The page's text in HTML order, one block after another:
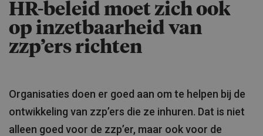
ZOEKEN
HR-beleid moet zich ook
op inzetbaar­heid van
zzp’ers richten
Organisaties doen er goed aan om te helpen bij de
ontwikkeling van zzp’ers die ze inhuren. Dat is niet
alleen goed voor de zzp’er, maar ook voor de